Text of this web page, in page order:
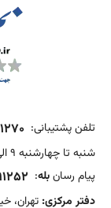
تلفن پشتیبانی:
شنبه تا چهارشنبه 9 الی 21
پیام رسانبله:
دفتر مرکزی: تهران،